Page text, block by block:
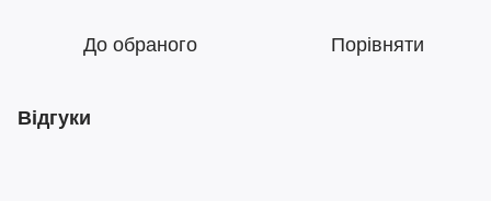
До обраного Порівняти
Відгуки